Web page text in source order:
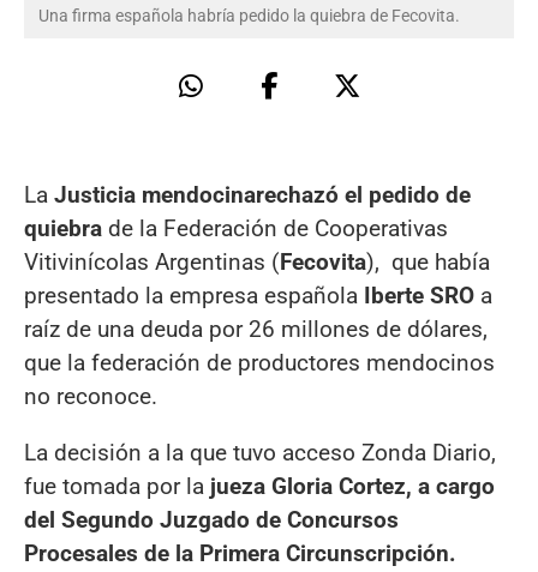
Una firma española habría pedido la quiebra de Fecovita.
La Justicia mendocinarechazó el pedido de
quiebra de la Federación de Cooperativas
Vitivinícolas Argentinas (Fecovita), que había
presentado la empresa española Iberte SRO a
raíz de una deuda por 26 millones de dólares,
que la federación de productores mendocinos
no reconoce.
La decisión a la que tuvo acceso Zonda Diario,
fue tomada por la jueza Gloria Cortez, a cargo
del Segundo Juzgado de Concursos
Procesales de la Primera Circunscripción.